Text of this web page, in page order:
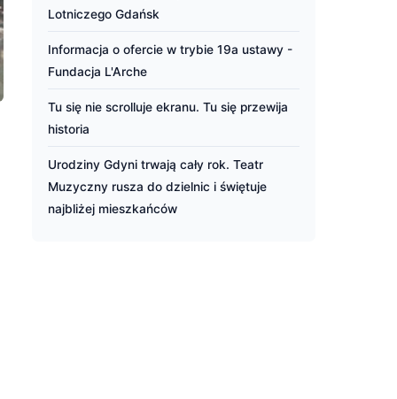
Lotniczego Gdańsk
Informacja o ofercie w trybie 19a ustawy -
Fundacja L'Arche
Tu się nie scrolluje ekranu. Tu się przewija
historia
Urodziny Gdyni trwają cały rok. Teatr
Muzyczny rusza do dzielnic i świętuje
najbliżej mieszkańców